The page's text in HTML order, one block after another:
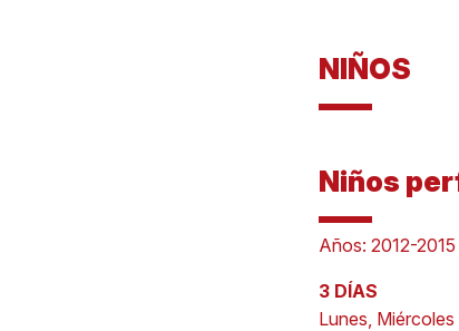
NIÑOS
Niños
Años: 2012-2015
3 DÍAS
Lunes,